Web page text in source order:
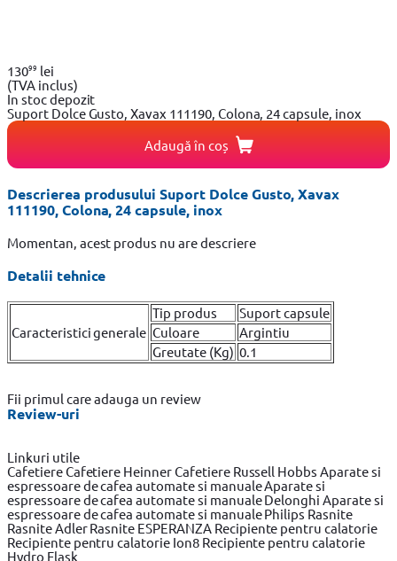
13099 lei
(TVA inclus)
In stoc depozit
Suport Dolce Gusto, Xavax 111190, Colona, 24 capsule, inox
Adaugă în coș
Descrierea produsului Suport Dolce Gusto, Xavax
111190, Colona, 24 capsule, inox
Momentan, acest produs nu are descriere
Detalii tehnice
Caracteristici generale
Tip produs
Suport capsule
Culoare
Argintiu
Greutate (Kg) 0.1
Fii primul care adauga un review
Review-uri
Linkuri utile
CafetiereCafetiere HeinnerCafetiere Russell HobbsAparate si
espressoare de cafea automate si manualeAparate si
espressoare de cafea automate si manuale DelonghiAparate si
espressoare de cafea automate si manuale PhilipsRasnite
Rasnite AdlerRasnite ESPERANZA Recipiente pentru calatorie
Recipiente pentru calatorie Ion8 Recipiente pentru calatorie
Hydro Flask